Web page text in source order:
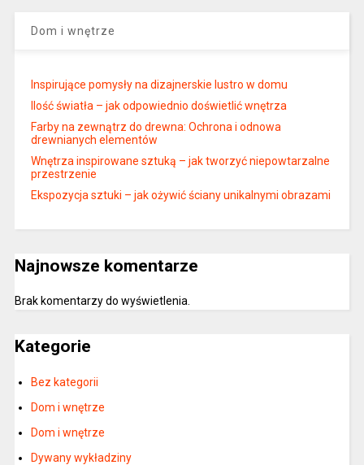
Dom i wnętrze
Inspirujące pomysły na dizajnerskie lustro w domu
Ilość światła – jak odpowiednio doświetlić wnętrza
Farby na zewnątrz do drewna: Ochrona i odnowa
drewnianych elementów
Wnętrza inspirowane sztuką – jak tworzyć niepowtarzalne
przestrzenie
Ekspozycja sztuki – jak ożywić ściany unikalnymi obrazami
Najnowsze komentarze
Brak komentarzy do wyświetlenia.
Kategorie
Bez kategorii
Dom i wnętrze
Dom i wnętrze
Dywany wykładziny